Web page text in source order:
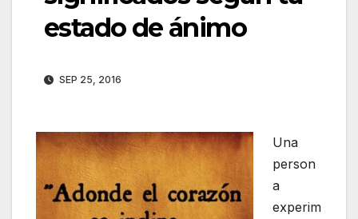
estado de ánimo
SEP 25, 2016
Una
person
a
experim